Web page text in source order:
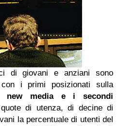
di giovani e anziani sono
con i primi posizionati sulla
media e i secondi
di utenza, di decine di
la percentuale di utenti del